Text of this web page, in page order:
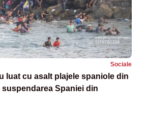
Sociale
luat cu asalt plajele spaniole din
suspendarea Spaniei din